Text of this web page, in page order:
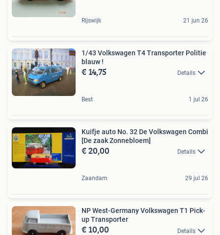
Rijswijk 21 jun 26
1/43 Volkswagen T4 Transporter Politie
blauw !
€ 14,75 Details
Best 1 jul 26
Kuifje auto No. 32 De Volkswagen Combi
[De zaak Zonnebloem]
€ 20,00 Details
Zaandam 29 jul 26
NP West-Germany Volkswagen T1 Pick-
up Transporter
€ 10,00 Details